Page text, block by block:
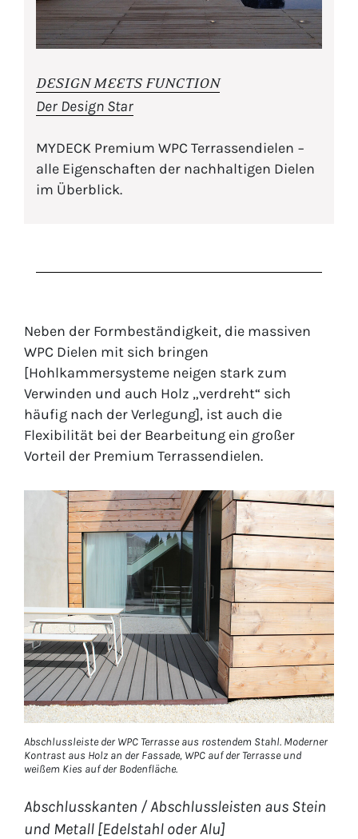
DESIGN MEETS FUNCTION
Der Design Star
MYDECK Premium WPC Terrassendielen −
alle Eigenschaften der nachhaltigen Dielen
im Überblick.
Neben der Formbeständigkeit, die massiven
WPC Dielen mit sich bringen
[Hohlkammersysteme neigen stark zum
Verwinden und auch Holz „verdreht“ sich
häufig nach der Verlegung], ist auch die
Flexibilität bei der Bearbeitung ein großer
Vorteil der Premium Terrassendielen.
Abschlussleiste der WPC Terrasse aus rostendem Stahl. Moderner
Kontrast aus Holz an der Fassade, WPC auf der Terrasse und
weißem Kies auf der Bodenfläche.
Abschlusskanten / Abschlussleisten aus Stein
und Metall [Edelstahl oder Alu]